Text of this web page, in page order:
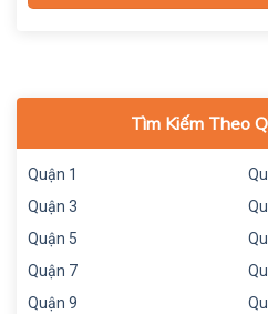
Tìm Kiếm Theo
Quận 1
Quận 3
Quận 5
Quận 7
Quận 9